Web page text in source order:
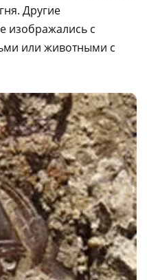
Другие
изображались с
или животными с